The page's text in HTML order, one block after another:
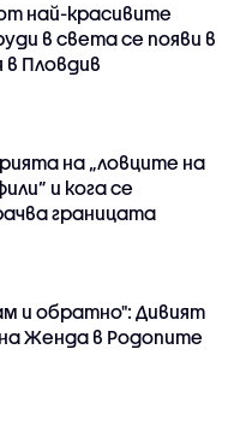
най-красивите
в света се появи в
в Пловдив
на „ловците на
и кога се
границата
и обратно": Дивият
Женда в Родопите